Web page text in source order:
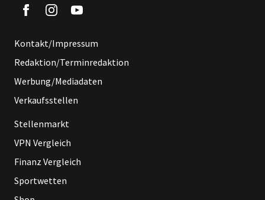
Kontakt/Impressum
Redaktion/Terminredaktion
Werbung/Mediadaten
Verkaufsstellen
Stellenmarkt
VPN Vergleich
Finanz Vergleich
Sportwetten